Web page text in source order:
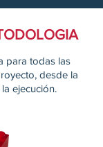
para todas las
desde la
ejecución.